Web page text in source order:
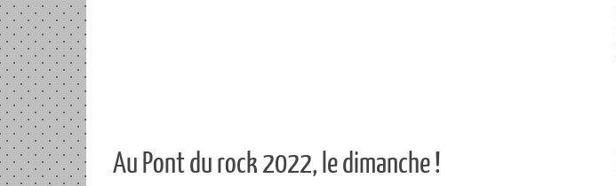
Au Pont du rock 2022, le dimanche !